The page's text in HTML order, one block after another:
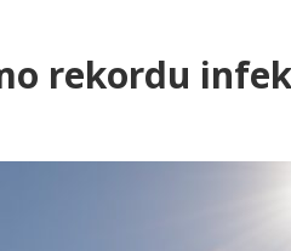
rekordu